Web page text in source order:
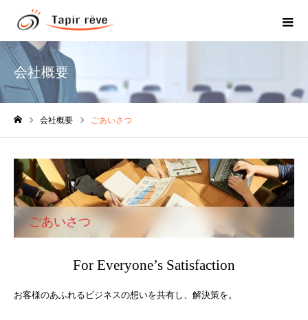
会社概要
会社概要 ごあいさつ
ごあいさつ
For Everyone’s Satisfaction
お客様のあふれるビジネスの想いを共有し、解決策を。